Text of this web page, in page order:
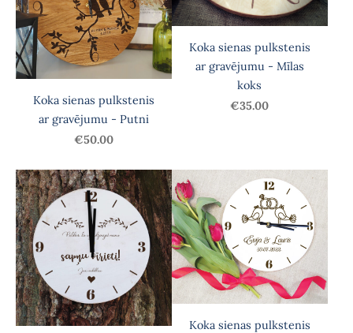
Koka sienas pulkstenis
ar gravējumu - Putni
€50.00
Koka sienas pulkstenis
ar gravējumu - Mīlas
koks
€35.00
Koka sienas pulkstenis